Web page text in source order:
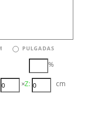
PULGADAS
%
×Z: cm